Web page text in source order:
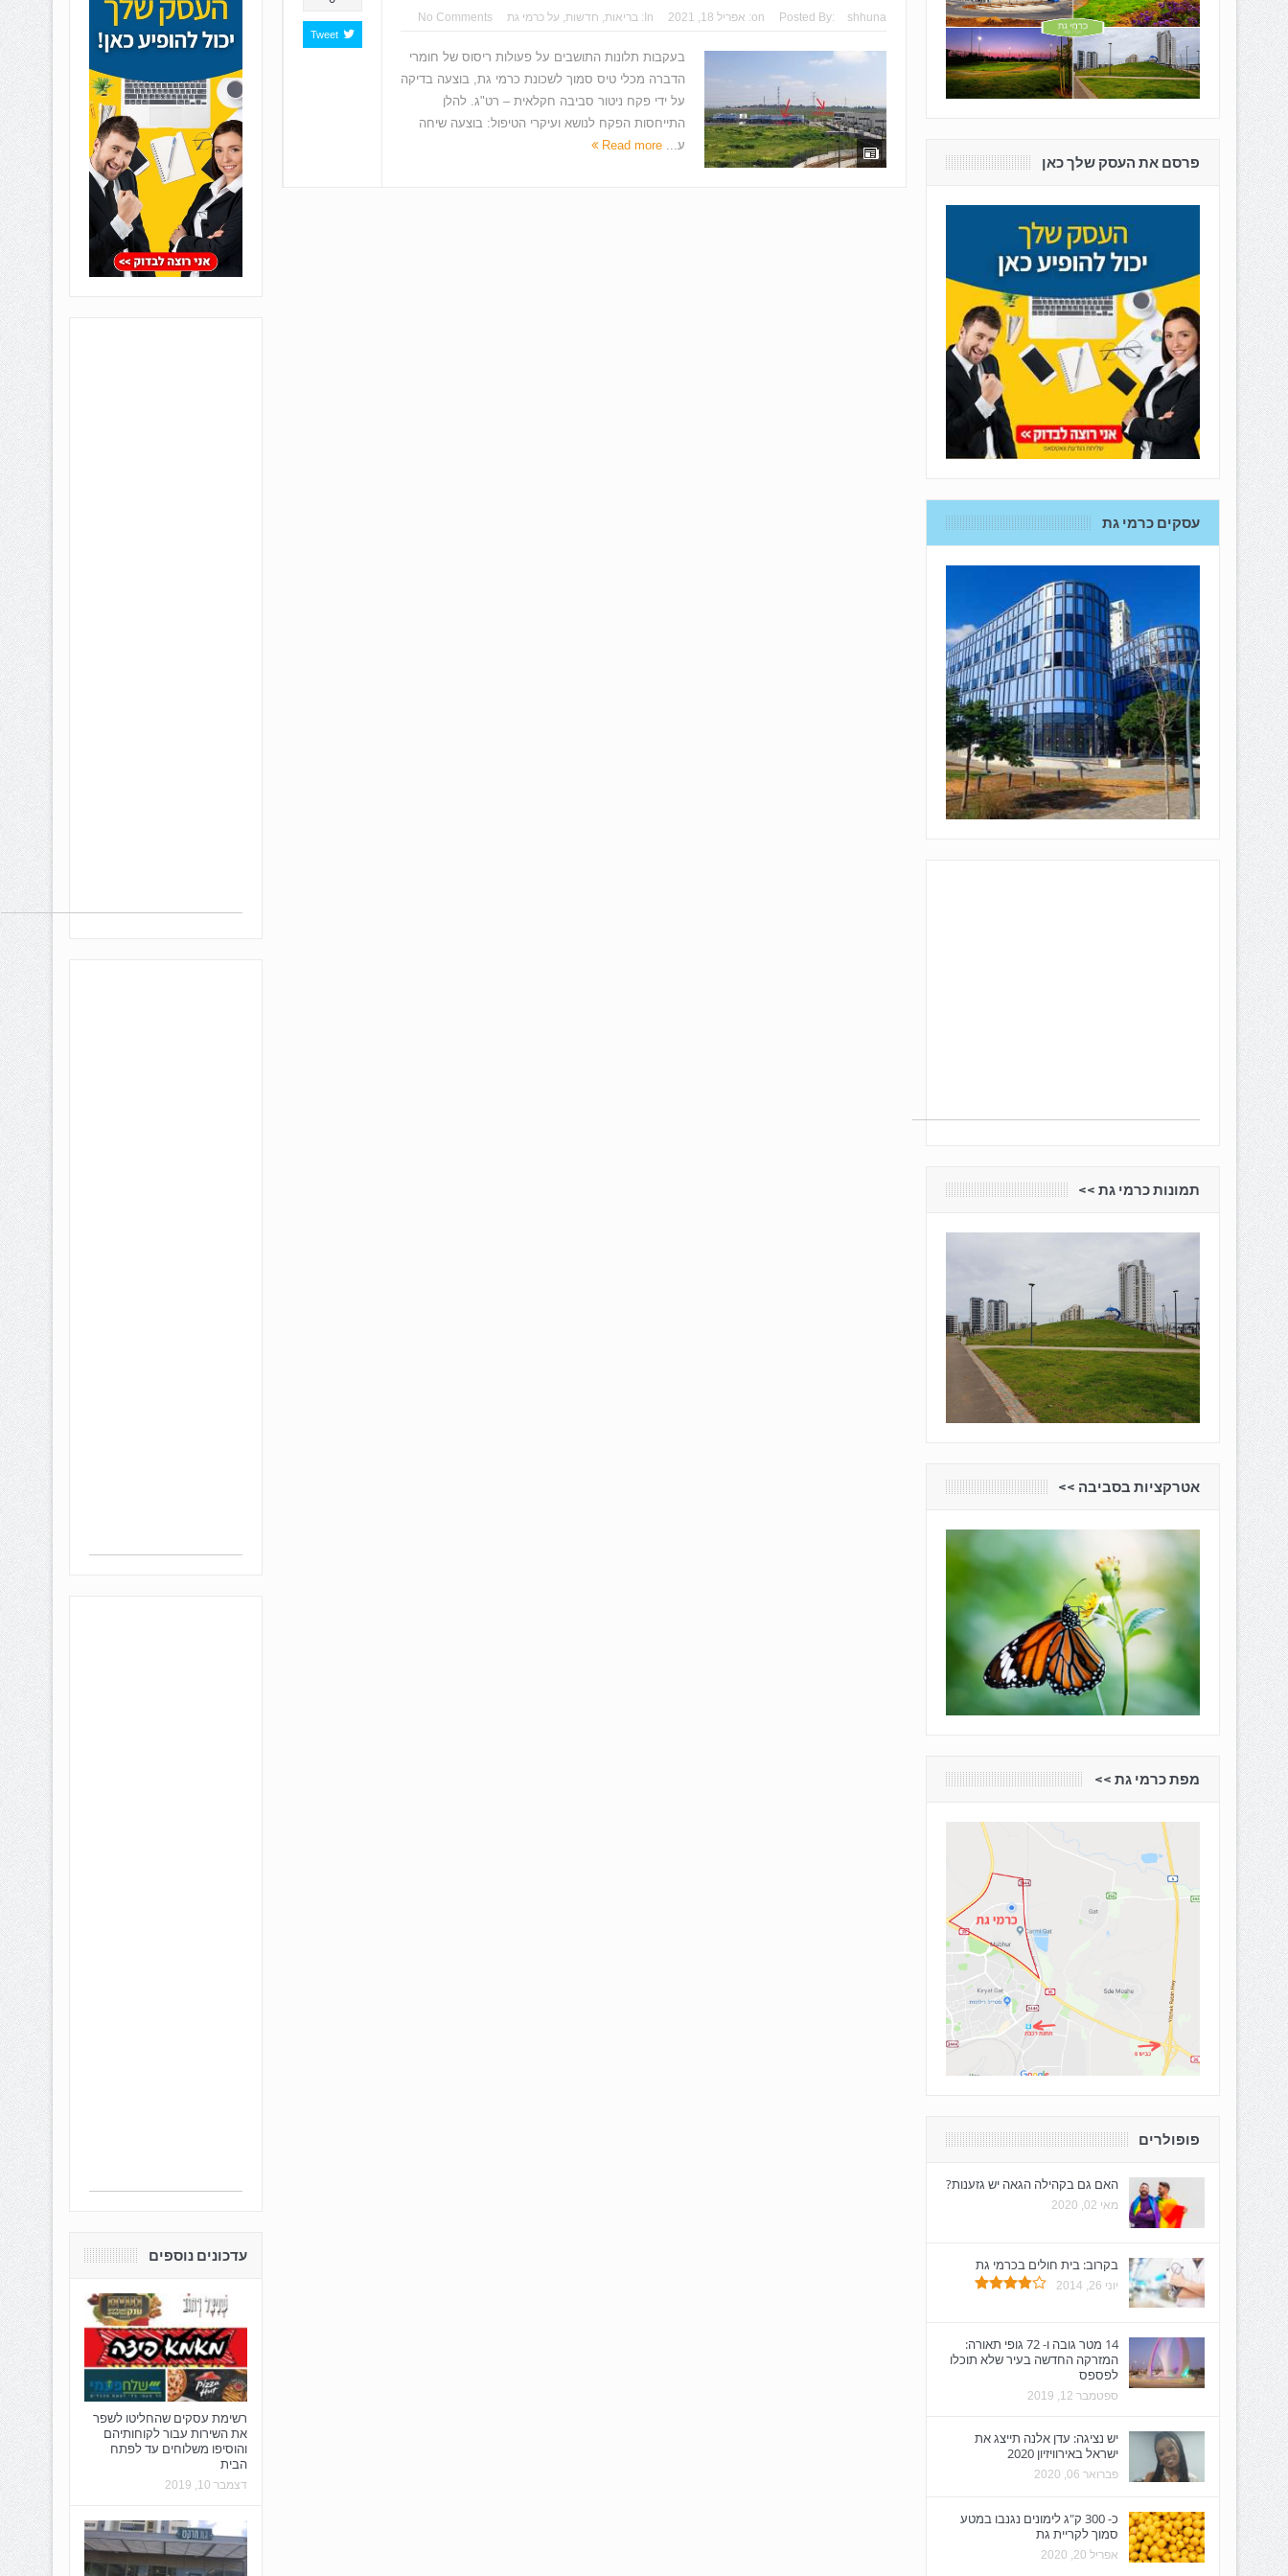
Posted By: shhuna
on: אפריל 18, 2021 In: בריאות, חדשות, על כרמי גת No Comments
בעקבות תלונות התושבים על פעולות ריסוס של חומרי
הדברה מכלי טיס סמוך לשכונת כרמי גת, בוצעה בדיקה
על ידי פקח ניטור סביבה חקלאית – רט"ג. להלן
התייחסות הפקח לנושא ועיקרי הטיפול: בוצעה שיחה
ע...Read more
Tweet
עדכונים נוספים
רשימת עסקים שהחליטו לשפר
את השירות עבור לקוחותיהם
והוסיפו משלוחים עד לפתח
הבית
דצמבר 10, 2019
פרסם את העסק שלך כאן
עסקים כרמי גת
תמונות כרמי גת <<
אטרקציות בסביבה <<
מפת כרמי גת <<
פופולרים
האם גם בקהילה הגאה יש גזענות?
מאי 02, 2020
בקרוב: בית חולים בכרמי גת
יוני 26, 2014
14 מטר גובה ו- 72 גופי תאורה:
המזרקה החדשה בעיר שלא תוכלו
לפספס
ספטמבר 12, 2019
יש נציגה: עדן אלנה תייצג את
ישראל באירוויזיון 2020
פברואר 06, 2020
כ- 300 ק"ג לימונים נגנבו במטע
סמוך לקריית גת
אפריל 20, 2020